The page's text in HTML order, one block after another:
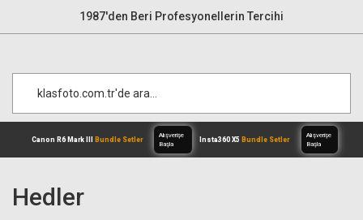
1987'den Beri Profesyonellerin Tercihi
Hedler